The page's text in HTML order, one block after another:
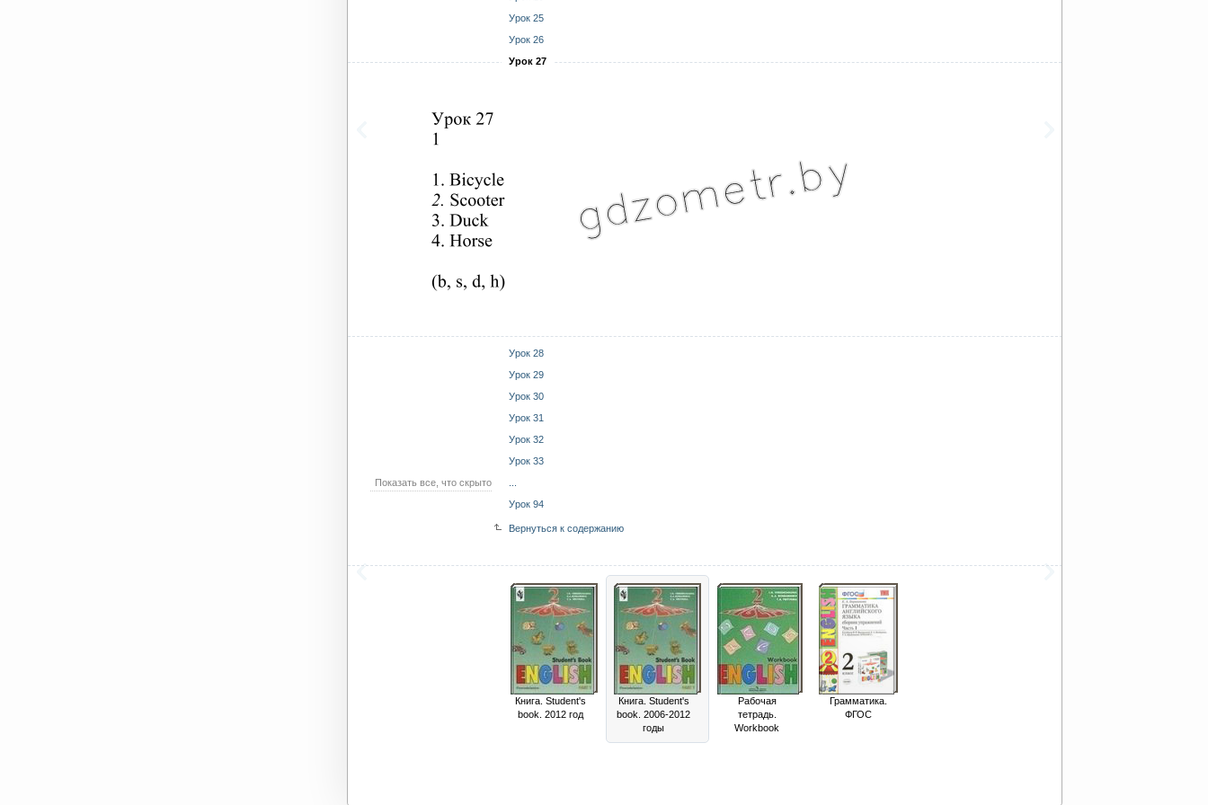
Урок 25
Урок 26
Урок 27
Урок 28
Урок 29
Урок 30
Урок 31
Урок 32
Урок 33
Показать все, что скрыто
Урок 94
Вернуться к содержанию
Книга. Student's
book. 2012 год
Книга. Student's
book. 2006-2012
годы
Рабочая
тетрадь.
Workbook
Грамматика.
ФГОС